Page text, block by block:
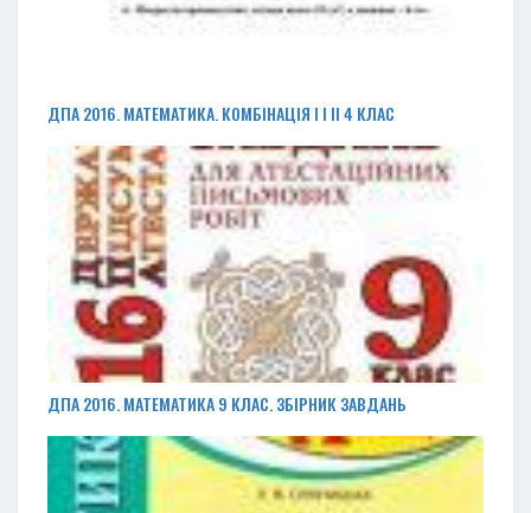
ДПА 2016. МАТЕМАТИКА. КОМБІНАЦІЯ І І ІІ 4 КЛАС
ДПА 2016. МАТЕМАТИКА 9 КЛАС. ЗБІРНИК ЗАВДАНЬ